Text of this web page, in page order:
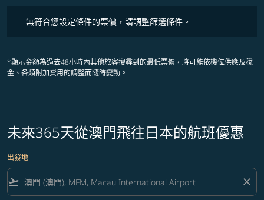
無符合您設定條件的票價，請調整篩選條件。
*顯示金額為過去48小時內其他旅客搜尋到的最低票價，將可能依機位供應及稅
金、各類附加費用的調整而隨時變動。
未來365天從澳門飛往日本的航班優惠
出發地
flight_takeoff close